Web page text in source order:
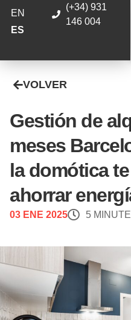
EN
ES
(+34) 931
146 004
VOLVER
Gestión de
meses
la domótica
ahorrar
03 ENE 2025 5